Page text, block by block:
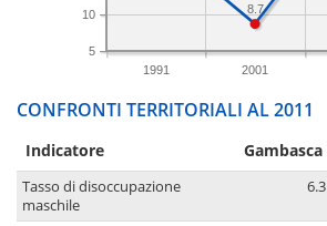
1991 2001
5
10 8.7
CONFRONTI TERRITORIALI AL 2011
Indicatore Gambasca
Tasso di disoccupazione
maschile
6.3